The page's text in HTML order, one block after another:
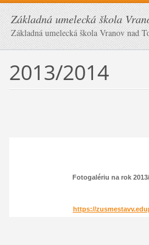
Základná umelecká škola
Základná umelecká škola Vranov nad
2013/2014
Fotogalériu na rok
https://